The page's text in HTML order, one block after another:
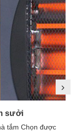
sưởi
tắm Chọn được